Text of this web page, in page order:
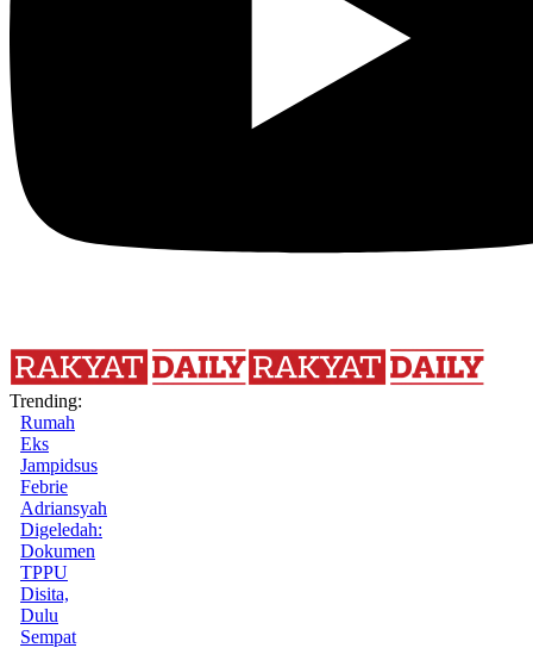
Trending:
Rumah
Eks
Jampidsus
Febrie
Adriansyah
Digeledah:
Dokumen
TPPU
Disita,
Dulu
Sempat